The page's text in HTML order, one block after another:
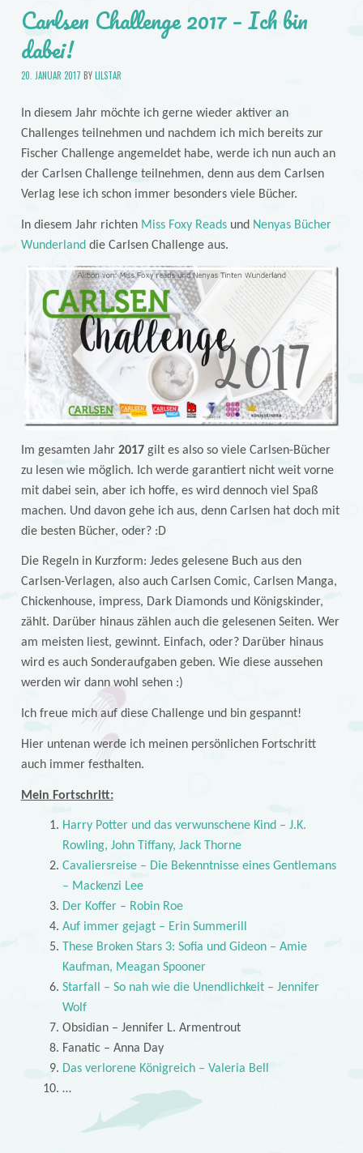
Carlsen Challenge 2017 – Ich bin
dabei!
20. JANUAR 2017 BYLILSTAR
In diesem Jahr möchte ich gerne wieder aktiver an
Challenges teilnehmen und nachdem ich mich bereits zur
Fischer Challenge angemeldet habe, werde ich nun auch an
der Carlsen Challenge teilnehmen, denn aus dem Carlsen
Verlag lese ich schon immer besonders viele Bücher.
In diesem Jahr richten Miss Foxy Readsund Nenyas Bücher
Wunderland die Carlsen Challenge aus.
Im gesamten Jahr2017 gilt es also so viele Carlsen-Bücher
zu lesen wie möglich. Ich werde garantiert nicht weit vorne
mit dabei sein, aber ich hoffe, es wird dennoch viel Spaß
machen. Und davon gehe ich aus, denn Carlsen hat doch mit
die besten Bücher, oder? :D
Die Regeln in Kurzform: Jedes gelesene Buch aus den
Carlsen-Verlagen, also auch Carlsen Comic, Carlsen Manga,
Chickenhouse, impress, Dark Diamonds und Königskinder,
zählt. Darüber hinaus zählen auch die gelesenen Seiten. Wer
am meisten liest, gewinnt. Einfach, oder? Darüber hinaus
wird es auch Sonderaufgaben geben. Wie diese aussehen
werden wir dann wohl sehen :)
Ich freue mich auf diese Challenge und bin gespannt!
Hier untenan werde ich meinen persönlichen Fortschritt
auch immer festhalten.
Mein Fortschritt:
Harry Potter und das verwunschene Kind – J.K.
Rowling, John Tiffany, Jack Thorne
Cavaliersreise – Die Bekenntnisse eines Gentlemans
– Mackenzi Lee
Der Koffer – Robin Roe
Auf immer gejagt – Erin Summerill
These Broken Stars 3: Sofia und Gideon – Amie
Kaufman, Meagan Spooner
Starfall – So nah wie die Unendlichkeit – Jennifer
Wolf
Obsidian – Jennifer L. Armentrout
Fanatic – Anna Day
Das verlorene Königreich – Valeria Bell
…